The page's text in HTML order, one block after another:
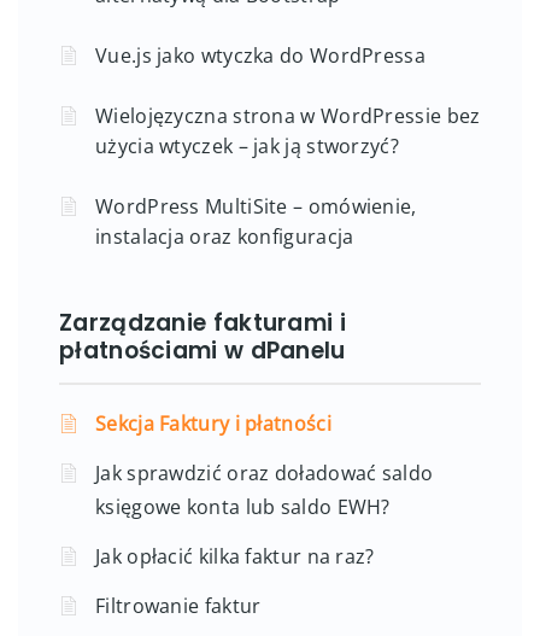
Vue.js jako wtyczka do WordPressa
Wielojęzyczna strona w WordPressie bez
użycia wtyczek – jak ją stworzyć?
WordPress MultiSite – omówienie,
instalacja oraz konfiguracja
Zarządzanie fakturami i
płatnościami w dPanelu
Sekcja Faktury i płatności
Jak sprawdzić oraz doładować saldo
księgowe konta lub saldo EWH?
Jak opłacić kilka faktur na raz?
Filtrowanie faktur